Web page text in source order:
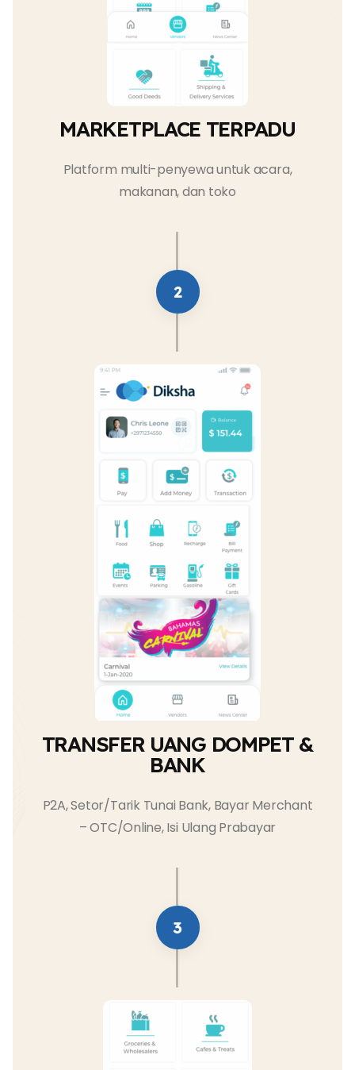
MARKETPLACE TERPADU
Platform multi-penyewa untuk acara,
makanan, dan toko
2
TRANSFER UANG DOMPET &
BANK
P2A, Setor/Tarik Tunai Bank, Bayar Merchant
– OTC/Online, Isi Ulang Prabayar
3